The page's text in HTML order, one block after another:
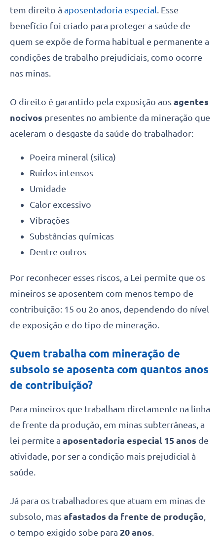
tem direito à aposentadoria especial. Esse
benefício foi criado para proteger a saúde de
quem se expõe de forma habitual e permanente a
condições de trabalho prejudiciais, como ocorre
nas minas.
O direito é garantido pela exposição aos agentes
nocivos presentes no ambiente da mineração que
aceleram o desgaste da saúde do trabalhador:
Poeira mineral (sílica)
Ruídos intensos
Umidade
Calor excessivo
Vibrações
Substâncias químicas
Dentre outros
Por reconhecer esses riscos, a Lei permite que os
mineiros se aposentem com menos tempo de
contribuição: 15 ou 2o anos, dependendo do nível
de exposição e do tipo de mineração.
Quem trabalha com mineração de
subsolo se aposenta com quantos anos
de contribuição?
Para mineiros que trabalham diretamente na linha
de frente da produção, em minas subterrâneas, a
lei permite a aposentadoria especial 15 anos de
atividade, por ser a condição mais prejudicial à
saúde.
Já para os trabalhadores que atuam em minas de
subsolo, mas afastados da frente de produção,
o tempo exigido sobe para 20 anos.